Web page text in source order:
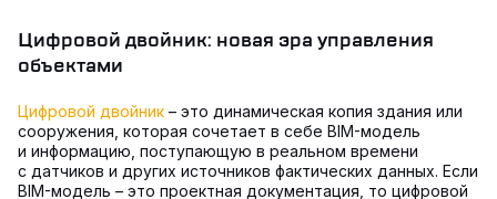
Цифровой двойник: новая эра управления
объектами
Цифровой двойник – это динамическая копия здания или
сооружения, которая сочетает в себе BIM-модель
и информацию, поступающую в реальном времени
с датчиков и других источников фактических данных. Если
BIM-модель – это проектная документация, то цифровой